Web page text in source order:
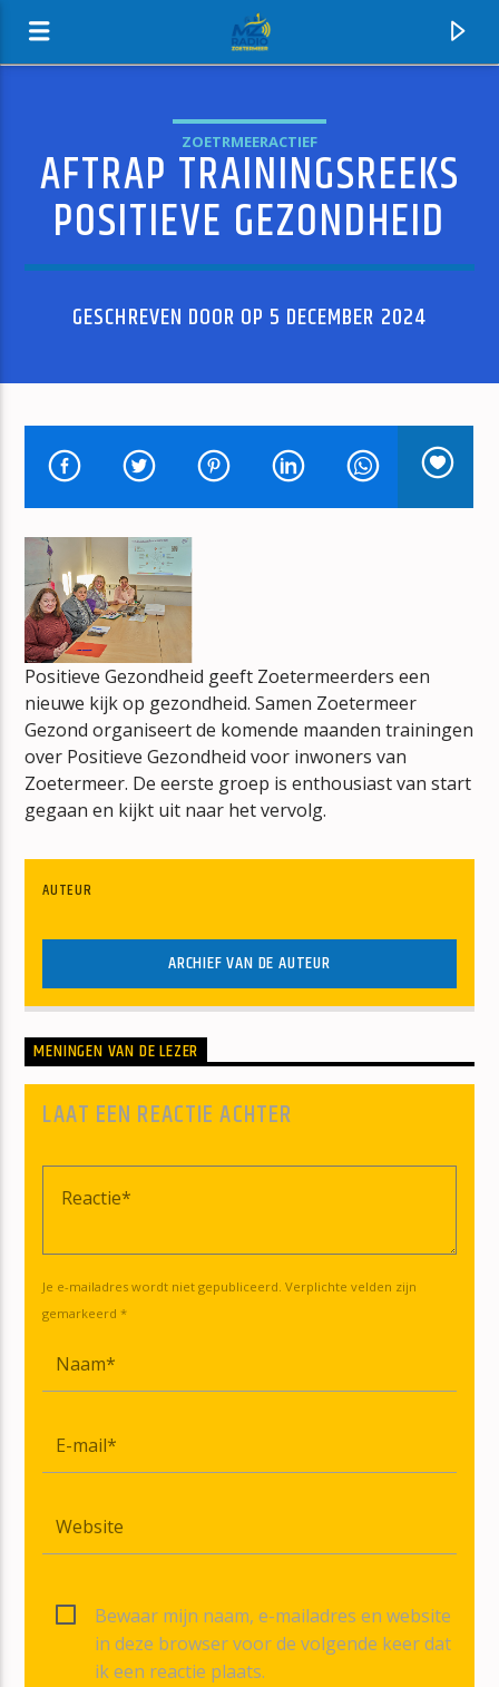
MZ-RADIO
HUIDIG NUMMER
ONE RIGHT NOW
POST MALONE
mz-radio
ZOETRMEERACTIEF
AFTRAP TRAININGSREEKS
POSITIEVE GEZONDHEID
GESCHREVEN DOOR OP 5 DECEMBER 2024
Positieve Gezondheid geeft Zoetermeerders een
nieuwe kijk op gezondheid. Samen Zoetermeer
Gezond organiseert de komende maanden trainingen
over Positieve Gezondheid voor inwoners van
Zoetermeer. De eerste groep is enthousiast van start
gegaan en kijkt uit naar het vervolg.
AUTEUR
ARCHIEF VAN DE AUTEUR
MENINGEN VAN DE LEZER
LAAT EEN REACTIE ACHTER
Je e-mailadres wordt niet gepubliceerd. Verplichte velden zijn
gemarkeerd *
Bewaar mijn naam, e-mailadres en website
in deze browser voor de volgende keer dat
ik een reactie plaats.